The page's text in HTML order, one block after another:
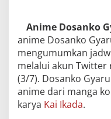
Anime Dosanko
anime Dosanko
mengumumkan
melalui akun Twitter
(3/7). Dosanko
anime dari manga
karya Kai Ikada.